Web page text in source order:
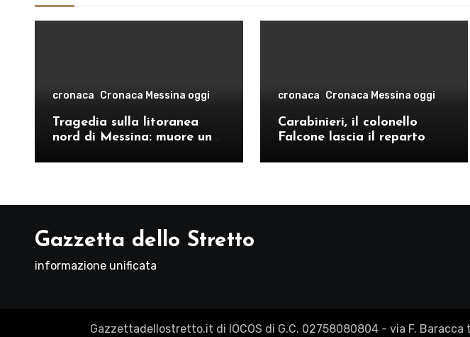
cronaca Cronaca Messina oggi
Tragedia sulla litoranea
nord di Messina: muore un
cronaca Cronaca Messina oggi
Carabinieri, il colonello
Falcone lascia il reparto
comando provinciale di
Gazzetta dello Stretto
informazione unificata
Gazzettadellostretto.it di IOCOS di G.C. 02758080804 - via F. Baracca